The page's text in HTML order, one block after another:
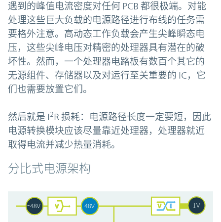
遇到的峰值电流密度对任何 PCB 都很极端。对能
处理这些巨大负载的电源路径进行布线的任务需
要格外注意。高动态工作负载会产生尖峰瞬态电
压，这些尖峰电压对精密的处理器具有潜在的破
坏性。然而，一个处理器电路板有数百个其它的
无源组件、存储器以及对运行至关重要的 IC，它
们也需要放置它们。
然后就是 I2R 损耗：电源路径长度一定要短，因此
电源转换模块应该尽量靠近处理器，处理器就近
取得电流并减少热量消耗。
分比式电源架构